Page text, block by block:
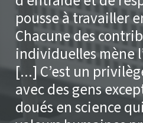
pousse à travailler
Chacune des
individuelles mène
[...] C’est un
avec des gens
doués en science